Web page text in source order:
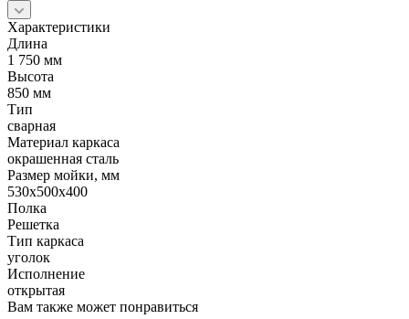
Характеристики
Длина
1 750 мм
Высота
850 мм
Тип
сварная
Материал каркаса
окрашенная сталь
Размер мойки, мм
530х500х400
Полка
Решетка
Тип каркаса
уголок
Исполнение
открытая
Вам также может понравиться